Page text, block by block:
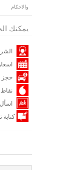
والاحكام
يمكنك
حجز